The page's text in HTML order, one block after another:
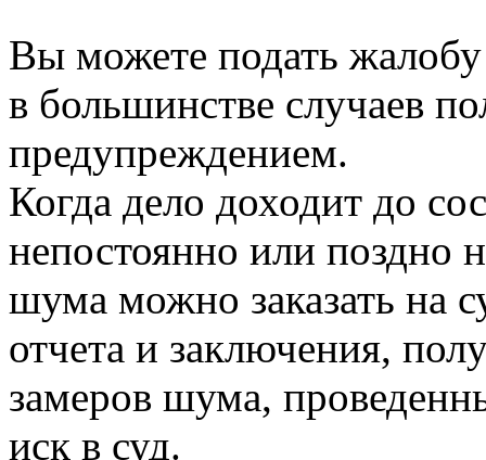
Вы можете подать
в большинстве случаев
предупреждением.
Когда дело доходит до
непостоянно или поздно
шума можно заказать на
отчета и заключения,
замеров шума,
иск в суд.